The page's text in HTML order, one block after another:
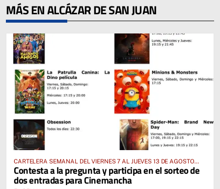
MÁS EN ALCÁZAR DE SAN JUAN
CARTELERA SEMANAL DEL VIERNES 7 AL JUEVES 13 DE AGOSTO
2026
Contesta a la pregunta y participa en el sorteo de
dos entradas para Cinemancha